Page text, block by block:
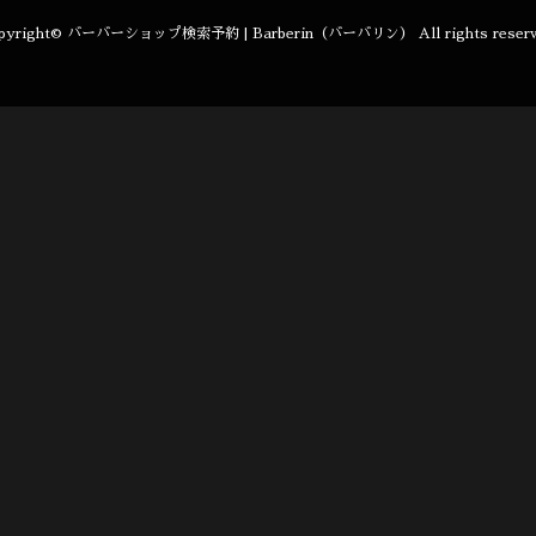
バーバーショップ検索予約 | Barberin（バーバリン） All rights